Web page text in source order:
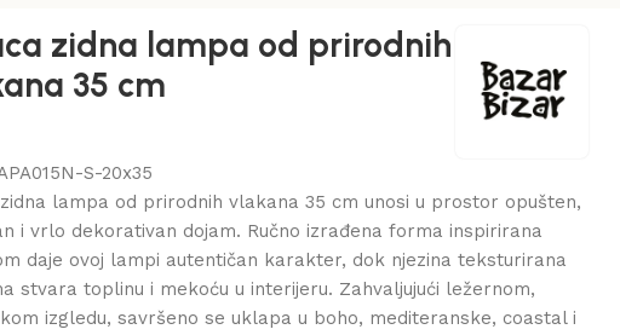
zidna lampa od prirodnih
35 cm
S-20x35
lampa od prirodnih vlakana 35 cm unosi u prostor opušten,
i vrlo dekorativan dojam. Ručno izrađena forma inspirirana
daje ovoj lampi autentičan karakter, dok njezina teksturirana
stvara toplinu i mekoću u interijeru. Zahvaljujući ležernom,
izgledu, savršeno se uklapa u boho, mediteranske, coastal i